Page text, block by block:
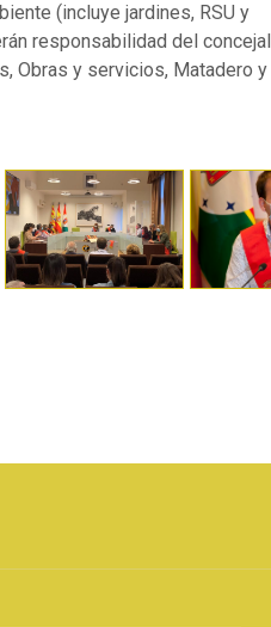
(incluye jardines, RSU y
responsabilidad del concejal
Obras y servicios, Matadero y